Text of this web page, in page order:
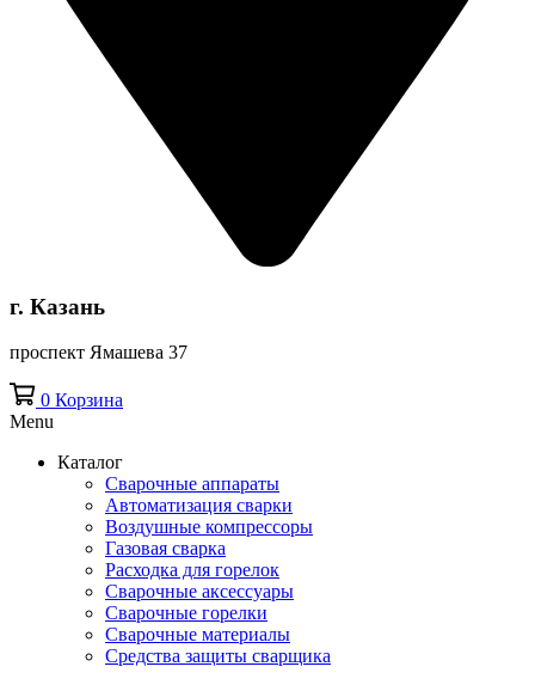
г. Казань
проспект Ямашева 37
0 Корзина
Menu
Каталог
Сварочные аппараты
Автоматизация сварки
Воздушные компрессоры
Газовая сварка
Расходка для горелок
Сварочные аксессуары
Сварочные горелки
Сварочные материалы
Средства защиты сварщика